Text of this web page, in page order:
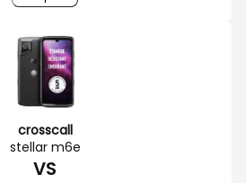
crosscall
stellar m6e
VS